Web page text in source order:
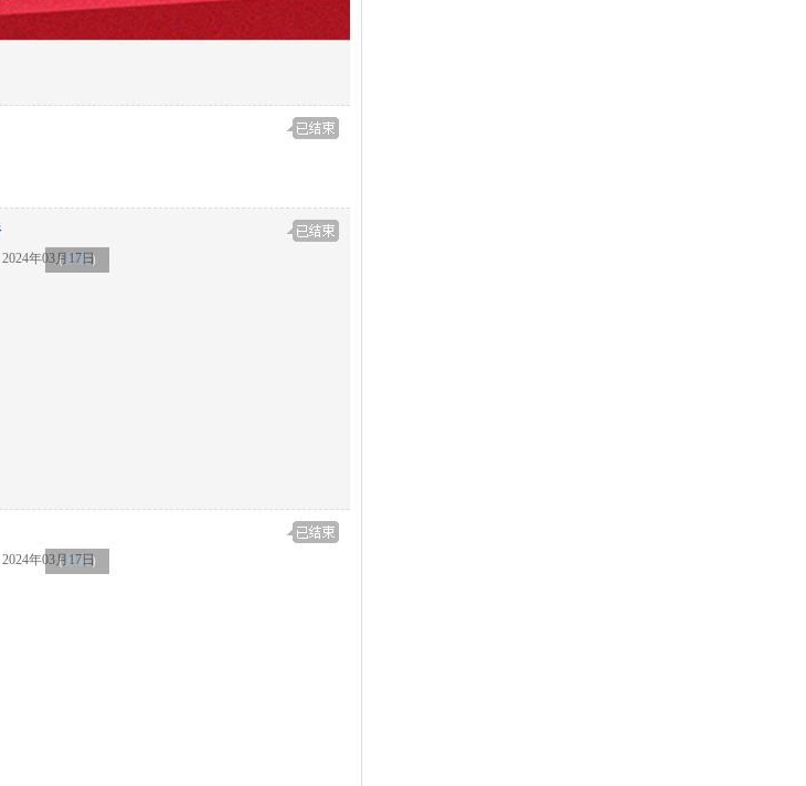
年03月17日
（家装）
年03月17日
（家装）